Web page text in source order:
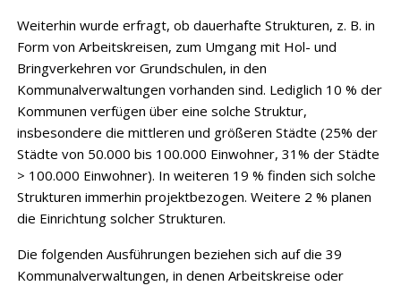
Weiterhin wurde erfragt, ob dauerhafte Strukturen, z. B. in
Form von Arbeitskreisen, zum Umgang mit Hol- und
Bringverkehren vor Grundschulen, in den
Kommunalverwaltungen vorhanden sind. Lediglich 10 % der
Kommunen verfügen über eine solche Struktur,
insbesondere die mittleren und größeren Städte (25% der
Städte von 50.000 bis 100.000 Einwohner, 31% der Städte
> 100.000 Einwohner). In weiteren 19 % finden sich solche
Strukturen immerhin projektbezogen. Weitere 2 % planen
die Einrichtung solcher Strukturen.
Die folgenden Ausführungen beziehen sich auf die 39
Kommunalverwaltungen, in denen Arbeitskreise oder